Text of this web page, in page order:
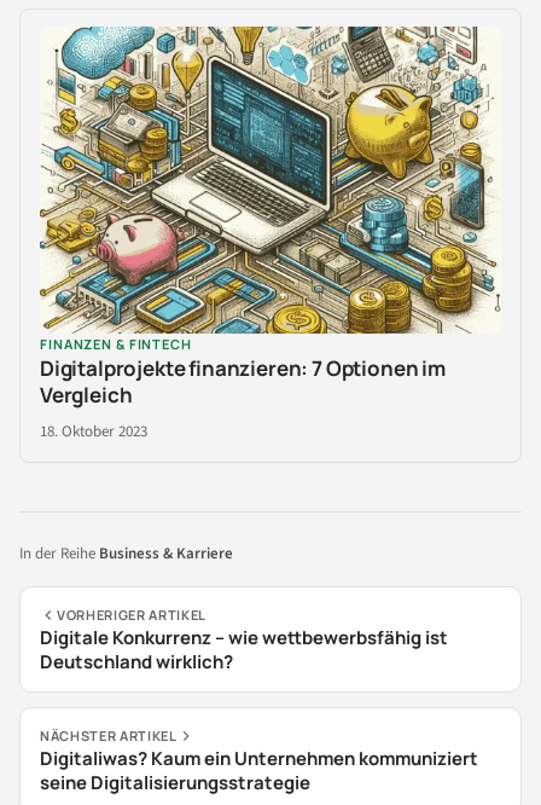
FINANZEN & FINTECH
Digitalprojekte finanzieren: 7 Optionen im
Vergleich
18. Oktober 2023
In der Reihe Business & Karriere
VORHERIGER ARTIKEL
Digitale Konkurrenz – wie wettbewerbsfähig ist
Deutschland wirklich?
NÄCHSTER ARTIKEL
Digitaliwas? Kaum ein Unternehmen kommuniziert
seine Digitalisierungsstrategie